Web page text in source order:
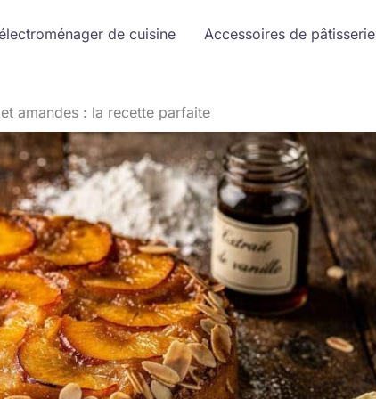
de cuisine Accessoires de pâtisserie
amandes : la recette parfaite